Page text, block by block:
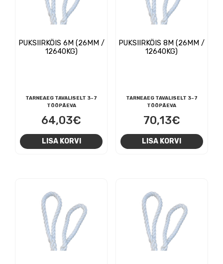
PUKSIIRKÖIS 6M (26MM /
12640KG)
TARNEAEG TAVALISELT 3-7
TÖÖPÄEVA
64,03€
LISA KORVI
PUKSIIRKÖIS 8M (26MM /
12640KG)
TARNEAEG TAVALISELT 3-7
TÖÖPÄEVA
70,13€
LISA KORVI